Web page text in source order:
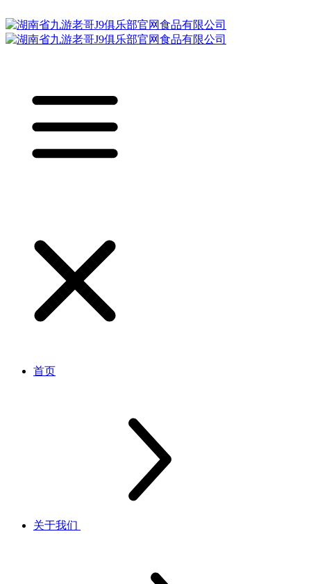
首页
关于我们